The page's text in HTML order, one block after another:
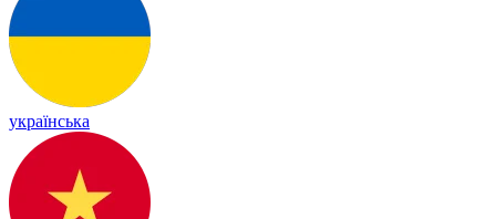
українська